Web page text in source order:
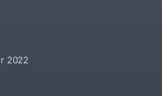
2022